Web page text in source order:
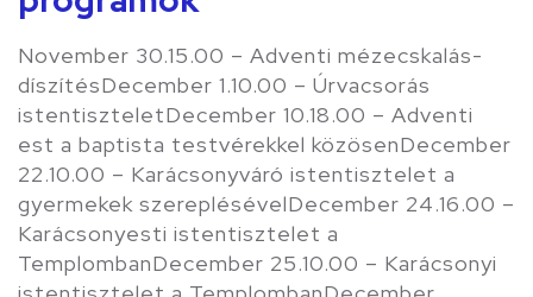
November 30.15.00 – Adventi mézecskalás-
díszítésDecember 1.10.00 – Úrvacsorás
istentiszteletDecember 10.18.00 – Adventi
est a baptista testvérekkel közösenDecember
22.10.00 – Karácsonyváró istentisztelet a
gyermekek szereplésévelDecember 24.16.00 –
Karácsonyesti istentisztelet a
TemplombanDecember 25.10.00 – Karácsonyi